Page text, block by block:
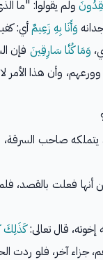
ولم يقولوا: "ما
وَأَنَا بِهِ زَعِيمٌأي:
وَمَا كُنَّا سَارِقِينَ فإن
وأن هذا
يتملكه صاحب السرقة،
أنها فعلت بالقصد،
قال تعالى:كَذَلِكَ
جزاء آخر، فلو